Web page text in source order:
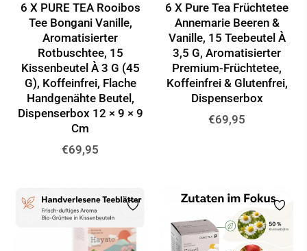
6 X PURE TEA Rooibos
Tee Bongani Vanille,
Aromatisierter
Rotbuschtee, 15
Kissenbeutel À 3 G (45
G), Koffeinfrei, Flache
Handgenähte Beutel,
Dispenserbox 12 × 9 × 9
Cm
Normaler
€69,95
6 X Pure Tea Früchtetee
Annemarie Beeren &
Vanille, 15 Teebeutel À
3,5 G, Aromatisierter
Premium-Früchtetee,
Koffeinfrei & Glutenfrei,
Dispenserbox
Normaler
€69,95